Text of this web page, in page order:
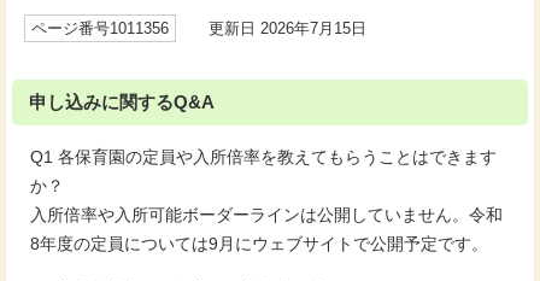
ページ番号1011356 更新日 2026年7月15日
申し込みに関するQ&A
Q1 各保育園の定員や入所倍率を教えてもらうことはできます
か？
入所倍率や入所可能ボーダーラインは公開していません。令和
8年度の定員については9月にウェブサイトで公開予定です。